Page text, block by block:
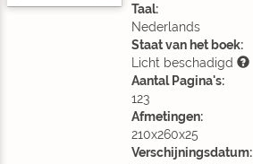
Taal:
Nederlands
Staat van het boek:
Licht beschadigd
Aantal Pagina's:
123
Afmetingen:
210x260x25
Verschijningsdatum: